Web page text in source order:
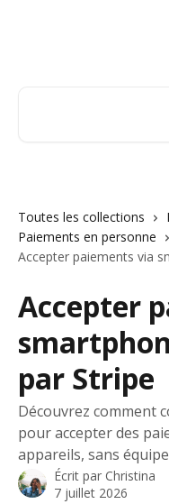
Toutes les collections
Paiements en personne
Accepter paiements via
Accepter
par Stripe
Découvrez comment
pour accepter des
appareils, sans
Écrit par Christina
7 juillet 2026